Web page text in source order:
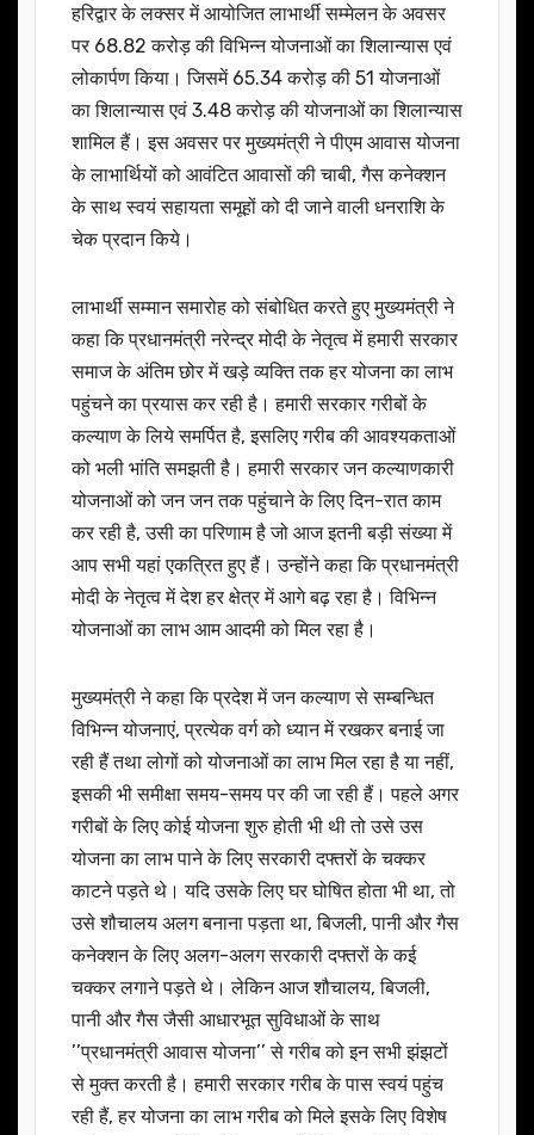
हरिद्वार के लक्सर में आयोजित लाभार्थी सम्मेलन के अवसर
पर 68.82 करोड़ की विभिन्न योजनाओं का शिलान्यास एवं
लोकार्पण किया। जिसमें 65.34 करोड़ की 51 योजनाओं
का शिलान्यास एवं 3.48 करोड़ की योजनाओं का शिलान्यास
शामिल हैं। इस अवसर पर मुख्यमंत्री ने पीएम आवास योजना
के लाभार्थियों को आवंटित आवासों की चाबी, गैस कनेक्शन
के साथ स्वयं सहायता समूहों को दी जाने वाली धनराशि के
चेक प्रदान किये।
लाभार्थी सम्मान समारोह को संबोधित करते हुए मुख्यमंत्री ने
कहा कि प्रधानमंत्री नरेन्द्र मोदी के नेतृत्व में हमारी सरकार
समाज के अंतिम छोर में खड़े व्यक्ति तक हर योजना का लाभ
पहुंचने का प्रयास कर रही है। हमारी सरकार गरीबों के
कल्याण के लिये समर्पित है, इसलिए गरीब की आवश्यकताओं
को भली भांति समझती है। हमारी सरकार जन कल्याणकारी
योजनाओं को जन जन तक पहुंचाने के लिए दिन-रात काम
कर रही है, उसी का परिणाम है जो आज इतनी बड़ी संख्या में
आप सभी यहां एकत्रित हुए हैं। उन्होंने कहा कि प्रधानमंत्री
मोदी के नेतृत्व में देश हर क्षेत्र में आगे बढ़ रहा है। विभिन्न
योजनाओं का लाभ आम आदमी को मिल रहा है।
मुख्यमंत्री ने कहा कि प्रदेश में जन कल्याण से सम्बन्धित
विभिन्न योजनाएं, प्रत्येक वर्ग को ध्यान में रखकर बनाई जा
रही हैं तथा लोगों को योजनाओं का लाभ मिल रहा है या नहीं,
इसकी भी समीक्षा समय-समय पर की जा रही हैं। पहले अगर
गरीबों के लिए कोई योजना शुरु होती भी थी तो उसे उस
योजना का लाभ पाने के लिए सरकारी दफ्तरों के चक्कर
काटने पड़ते थे। यदि उसके लिए घर घोषित होता भी था, तो
उसे शौचालय अलग बनाना पड़ता था, बिजली, पानी और गैस
कनेक्शन के लिए अलग-अलग सरकारी दफ्तरों के कई
चक्कर लगाने पड़ते थे। लेकिन आज शौचालय, बिजली,
पानी और गैस जैसी आधारभूत सुविधाओं के साथ
’’प्रधानमंत्री आवास योजना’’ से गरीब को इन सभी झंझटों
से मुक्त करती है। हमारी सरकार गरीब के पास स्वयं पहुंच
रही हैं, हर योजना का लाभ गरीब को मिले इसके लिए विशेष